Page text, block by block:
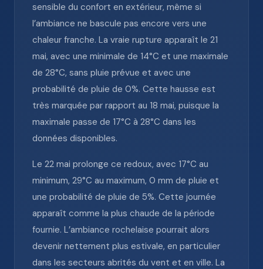
sensible du confort en extérieur, même si
l’ambiance ne bascule pas encore vers une
chaleur franche. La vraie rupture apparaît le 21
mai, avec une minimale de 14°C et une maximale
de 28°C, sans pluie prévue et avec une
probabilité de pluie de 0%. Cette hausse est
très marquée par rapport au 18 mai, puisque la
maximale passe de 17°C à 28°C dans les
données disponibles.
Le 22 mai prolonge ce redoux, avec 17°C au
minimum, 29°C au maximum, 0 mm de pluie et
une probabilité de pluie de 5%. Cette journée
apparaît comme la plus chaude de la période
fournie. L’ambiance rochelaise pourrait alors
devenir nettement plus estivale, en particulier
dans les secteurs abrités du vent et en ville. La